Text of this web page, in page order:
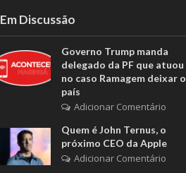
Em Discussão
Governo Trump manda
delegado da PF que atuou
no caso Ramagem deixar o
país
Adicionar Comentário
Quem é John Ternus, o
próximo CEO da Apple
Adicionar Comentário